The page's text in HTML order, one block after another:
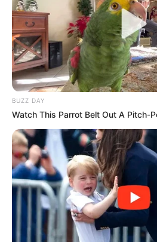
BUZZ DAY
Watch This Parrot Belt Out A Pitch-